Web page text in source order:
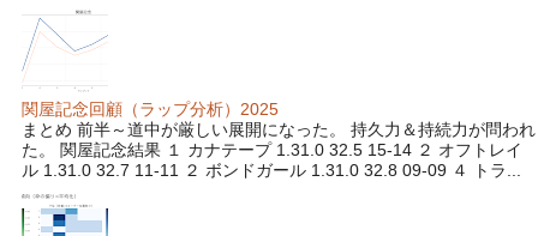
関屋記念回顧（ラップ分析）2025
まとめ 前半～道中が厳しい展開になった。 持久力＆持続力が問われ
た。 関屋記念結果 １ カナテープ 1.31.0 32.5 15-14 ２ オフトレイ
ル 1.31.0 32.7 11-11 ２ ボンドガール 1.31.0 32.8 09-09 ４ トラ...